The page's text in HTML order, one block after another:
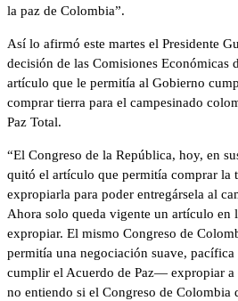
la paz de Colombia”.
Así lo afirmó este martes el Presidente
decisión de las Comisiones Económicas
artículo que le permitía al Gobierno
comprar tierra para el campesinado
Paz Total.
“El Congreso de la República, hoy, en
quitó el artículo que permitía comprar la
expropiarla para poder entregársela al
Ahora solo queda vigente un artículo en
expropiar. El mismo Congreso de
permitía una negociación suave,
cumplir el Acuerdo de Paz— expropiar a
no entiendo si el Congreso de Colombia